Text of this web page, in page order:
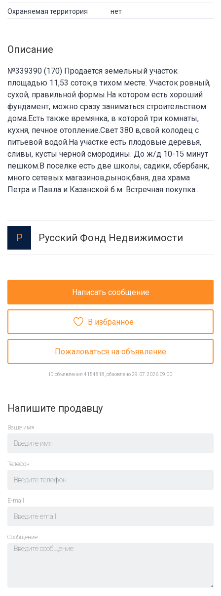
Охраняемая территория нет
Описание
№339390 (170) Продается земельный участок
площадью 11,53 соток,в тихом месте. Участок ровный,
сухой, правильной формы.На котором есть хороший
фундамент, можно сразу заниматься строительством
дома.Есть также времянка, в которой три комнаты,
кухня, печное отопление.Свет 380 в,свой колодец с
питьевой водой.На участке есть плодовые деревья,
сливы, кусты черной смородины. До ж/д 10-15 минут
пешком.В поселке есть две школы, садики, сбербанк,
много сетевых магазинов,рынок,баня, два храма
Петра и Павла и Казанской б.м. Встречная покупка..
Р Русский Фонд Недвижимости
Написать сообщение
В избранное
Пожаловаться на объявление
ID объявления 4154818, обновлено 29.07.2026 09:00
Напишите продавцу
Ваше имя
Телефон
E-mail
Cообщение